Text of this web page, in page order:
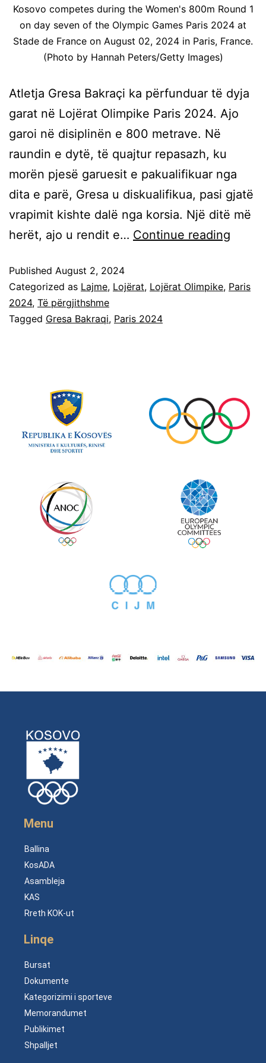
Kosovo competes during the Women's 800m Round 1
on day seven of the Olympic Games Paris 2024 at
Stade de France on August 02, 2024 in Paris, France.
(Photo by Hannah Peters/Getty Images)
Atletja Gresa Bakraçi ka përfunduar të dyja
garat në Lojërat Olimpike Paris 2024. Ajo
garoi në disiplinën e 800 metrave. Në
raundin e dytë, të quajtur repasazh, ku
morën pjesë garuesit e pakualifikuar nga
dita e parë, Gresa u diskualifikua, pasi gjatë
vrapimit kishte dalë nga korsia. Një ditë më
herët, ajo u rendit e… Continue reading
Published August 2, 2024
Categorized as Lajme, Lojërat, Lojërat Olimpike, Paris
2024, Të përgjithshme
Tagged Gresa Bakraqi, Paris 2024
Menu
Ballina
KosADA
Asambleja
KAS
Rreth KOK-ut
Linqe
Bursat
Dokumente
Kategorizimi i sporteve
Memorandumet
Publikimet
Shpalljet